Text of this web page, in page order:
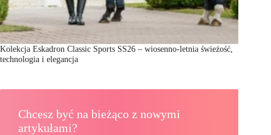
Kolekcja Eskadron Classic Sports SS26 – wiosenno-letnia świeżość,
technologia i elegancja
Chcesz być na bieżąco z nowymi
artykułami?